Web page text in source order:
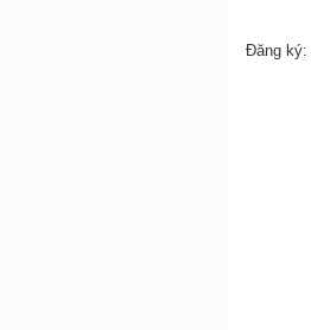
Đăng ký: